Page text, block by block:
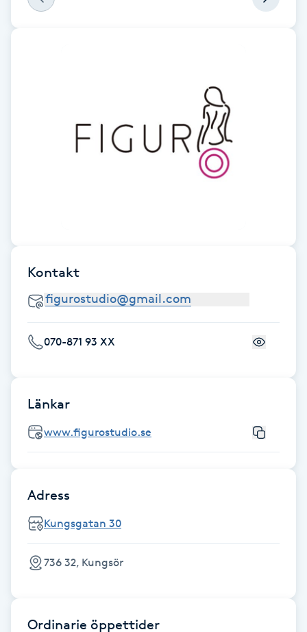
Fotsvamp
Fransförlängning Volym
Fransk manikyr
Fransrengöring
Friskvård
Friskvårdsmassage
Frisör
Funktionsanalys
Kontakt
070-871 93 XX
Länkar
www.figurostudio.se
Adress
Kungsgatan 30
736 32, Kungsör
Ordinarie öppettider